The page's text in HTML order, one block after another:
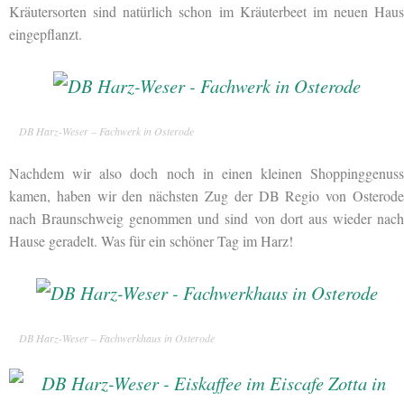
Kräutersorten sind natürlich schon im Kräuterbeet im neuen Haus
eingepflanzt.
DB Harz-Weser – Fachwerk in Osterode
Nachdem wir also doch noch in einen kleinen Shoppinggenuss
kamen, haben wir den nächsten Zug der DB Regio von Osterode
nach Braunschweig genommen und sind von dort aus wieder nach
Hause geradelt. Was für ein schöner Tag im Harz!
DB Harz-Weser – Fachwerkhaus in Osterode